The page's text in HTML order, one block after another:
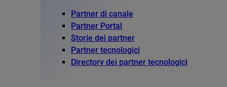
Partner di canale
Partner Portal
Storie dei partner
Partner tecnologici
Directory dei partner tecnologici